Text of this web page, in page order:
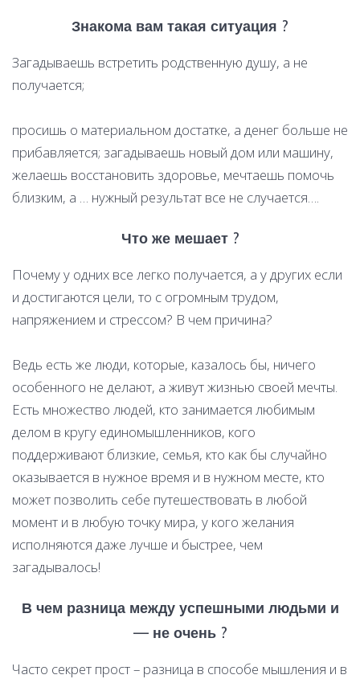
Знакома вам такая ситуация ?
Загадываешь встретить родственную душу, а не
получается;
просишь о материальном достатке, а денег больше не
прибавляется; загадываешь новый дом или машину,
желаешь восстановить здоровье, мечтаешь помочь
близким, а … нужный результат все не случается….
Что же мешает ?
Почему у одних все легко получается, а у других если
и достигаются цели, то с огромным трудом,
напряжением и стрессом? В чем причина?
Ведь есть же люди, которые, казалось бы, ничего
особенного не делают, а живут жизнью своей мечты.
Есть множество людей, кто занимается любимым
делом в кругу единомышленников, кого
поддерживают близкие, семья, кто как бы случайно
оказывается в нужное время и в нужном месте, кто
может позволить себе путешествовать в любой
момент и в любую точку мира, у кого желания
исполняются даже лучше и быстрее, чем
загадывалось!
В чем разница между успешными людьми и
— не очень ?
Часто секрет прост – разница в способе мышления и в